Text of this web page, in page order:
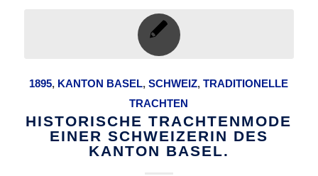
1895, KANTON BASEL,SCHWEIZ,TRADITIONELLE
TRACHTEN
HISTORISCHE TRACHTENMODE
EINER SCHWEIZERIN DES
KANTON BASEL.